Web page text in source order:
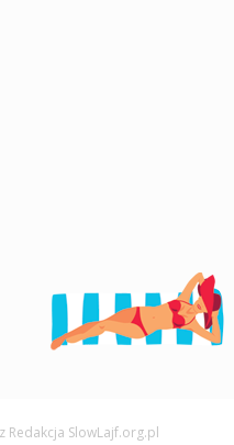
Redakcja SlowLajf.org.pl